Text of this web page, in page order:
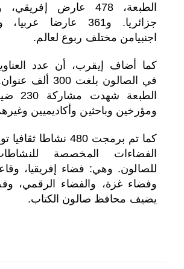
اجنبيامن مختلف ربوع لعالم.
كما أضاف إيقرب، أن عدد
في الصالون بلغت
ومؤرخين وباحثين وأكاديميين
كما تم برمجت 480
الفضاءات المخصصة
للصالون. وهي: فضاء إفريقيا،
وفضاء غزة، والفضاء الرقمي،
يضيف محافظ صالون الكتاب.